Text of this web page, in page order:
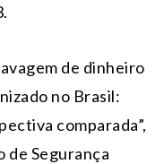
de dinheiro
no Brasil:
comparada”,
de Segurança